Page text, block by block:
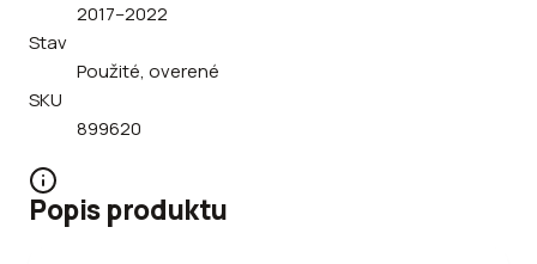
2017–2022
Stav
Použité, overené
SKU
899620
Popis produktu